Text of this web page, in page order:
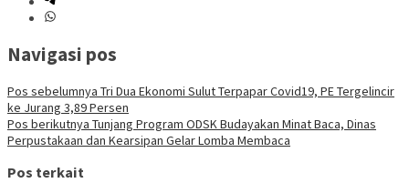
Navigasi pos
Pos sebelumnya Tri Dua Ekonomi Sulut Terpapar Covid19, PE Tergelincir
ke Jurang 3,89 Persen
Pos berikutnya Tunjang Program ODSK Budayakan Minat Baca, Dinas
Perpustakaan dan Kearsipan Gelar Lomba Membaca
Pos terkait